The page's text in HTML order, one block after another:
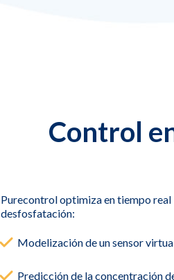
Control
Purecontrol optimiza en tiempo
desfosfatación:
Modelización de un sensor
Predicción de la concentración